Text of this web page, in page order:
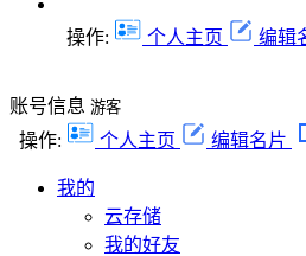
操作: 个人主页 编辑
账号信息 游客
操作: 个人主页 编辑名片
我的
云存储
我的好友